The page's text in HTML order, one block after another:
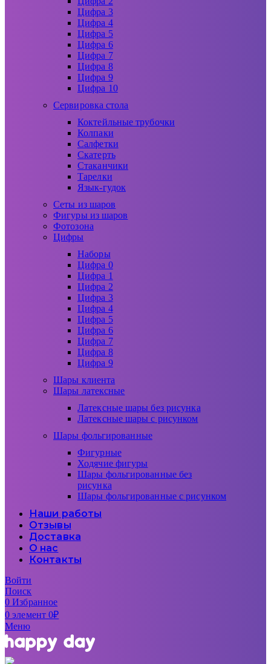
Цифра 3
Цифра 4
Цифра 5
Цифра 6
Цифра 7
Цифра 8
Цифра 9
Цифра 10
Сервировка стола
Коктейльные трубочки
Колпаки
Салфетки
Скатерть
Стаканчики
Тарелки
Язык-гудок
Сеты из шаров
Фигуры из шаров
Фотозона
Цифры
Наборы
Цифра 0
Цифра 1
Цифра 2
Цифра 3
Цифра 4
Цифра 5
Цифра 6
Цифра 7
Цифра 8
Цифра 9
Шары клиента
Шары латексные
Латексные шары без рисунка
Латексные шары с рисунком
Шары фольгированные
Фигурные
Ходячие фигуры
Шары фольгированные без
рисунка
Шары фольгированные с рисунком
Наши работы
Отзывы
Доставка
О нас
Контакты
Войти
Поиск
0Избранное
0элемент 0₽
Меню